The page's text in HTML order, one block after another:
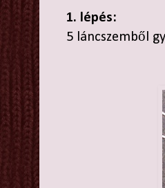
1. lépés:
5 láncszemből